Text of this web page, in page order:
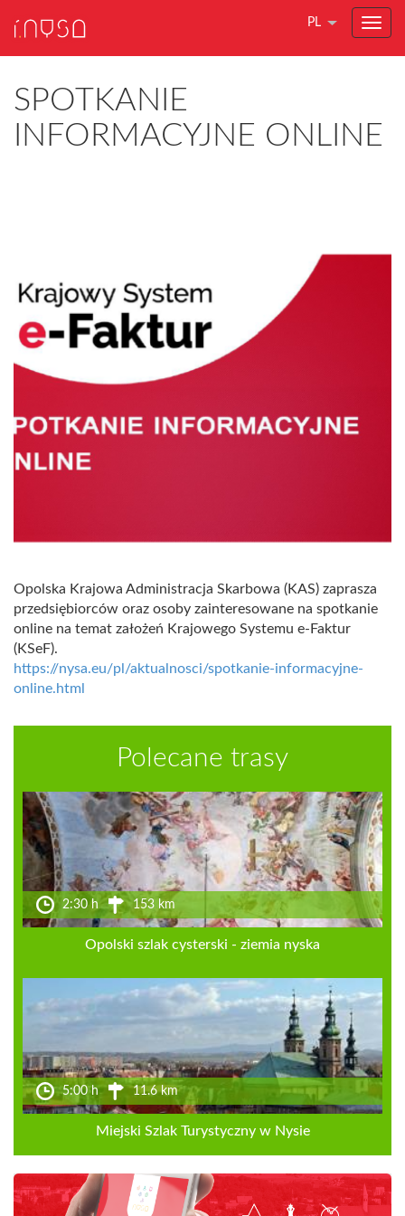
PL
SPOTKANIE
INFORMACYJNE ONLINE
Opolska Krajowa Administracja Skarbowa (KAS) zaprasza
przedsiębiorców oraz osoby zainteresowane na spotkanie
online na temat założeń Krajowego Systemu e-Faktur
(KSeF).
https://nysa.eu/pl/aktualnosci/spotkanie-informacyjne-
online.html
Polecane trasy
2:30 h 153 km
Opolski szlak cysterski - ziemia nyska
5:00 h 11.6 km
Miejski Szlak Turystyczny w Nysie